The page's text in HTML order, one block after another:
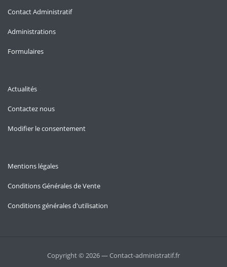
Contact Administratif
Administrations
Formulaires
Actualités
Contactez nous
Modifier le consentement
Mentions légales
Conditions Générales de Vente
Conditions générales d'utilisation
Copyright © 2026 — Contact-administratif.fr